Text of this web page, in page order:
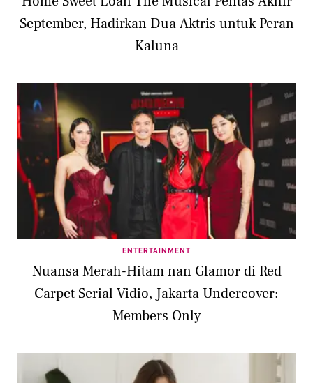
September, Hadirkan Dua Aktris untuk Peran
Kaluna
ENTERTAINMENT
Nuansa Merah-Hitam nan Glamor di Red
Carpet Serial Vidio, Jakarta Undercover:
Members Only